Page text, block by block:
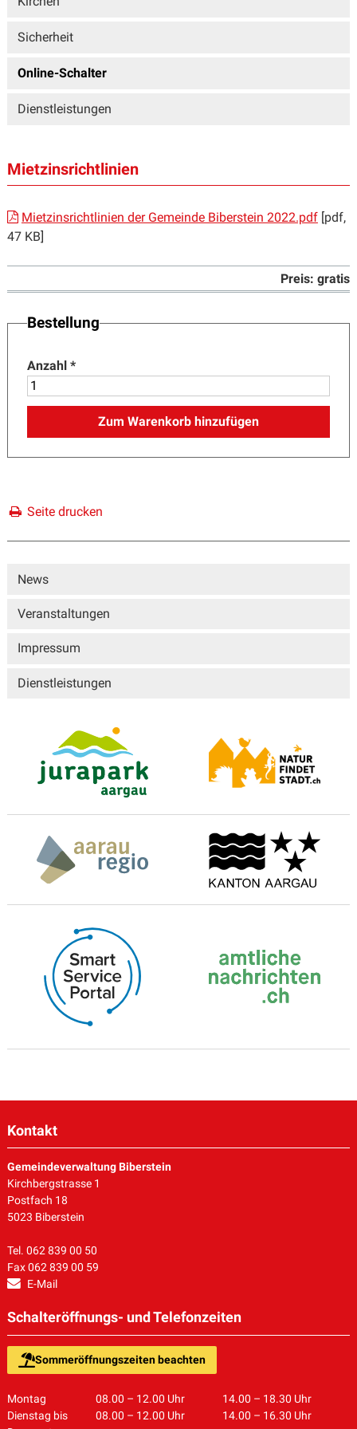
Sicherheit
Online-Schalter
Dienstleistungen
Mietzinsrichtlinien
Mietzinsrichtlinien der Gemeinde Biberstein 2022.pdf[pdf,
47 KB]
Preis: gratis
Bestellung
Anzahl *
Zum Warenkorb hinzufügen
Seite drucken
Sidebar
News
Veranstaltungen
Impressum
Dienstleistungen
Kontakt
Gemeindeverwaltung Biberstein
Kirchbergstrasse 1
Postfach 18
5023 Biberstein
Tel. 062 839 00 50
Fax 062 839 00 59
E-Mail
Schalteröffnungs- und Telefonzeiten
Sommeröffnungszeiten beachten
Montag 08.00 – 12.00 Uhr
14.00 – 18.30 Uhr
Dienstag bis
08.00 – 12.00 Uhr 14.00 – 16.30 Uhr